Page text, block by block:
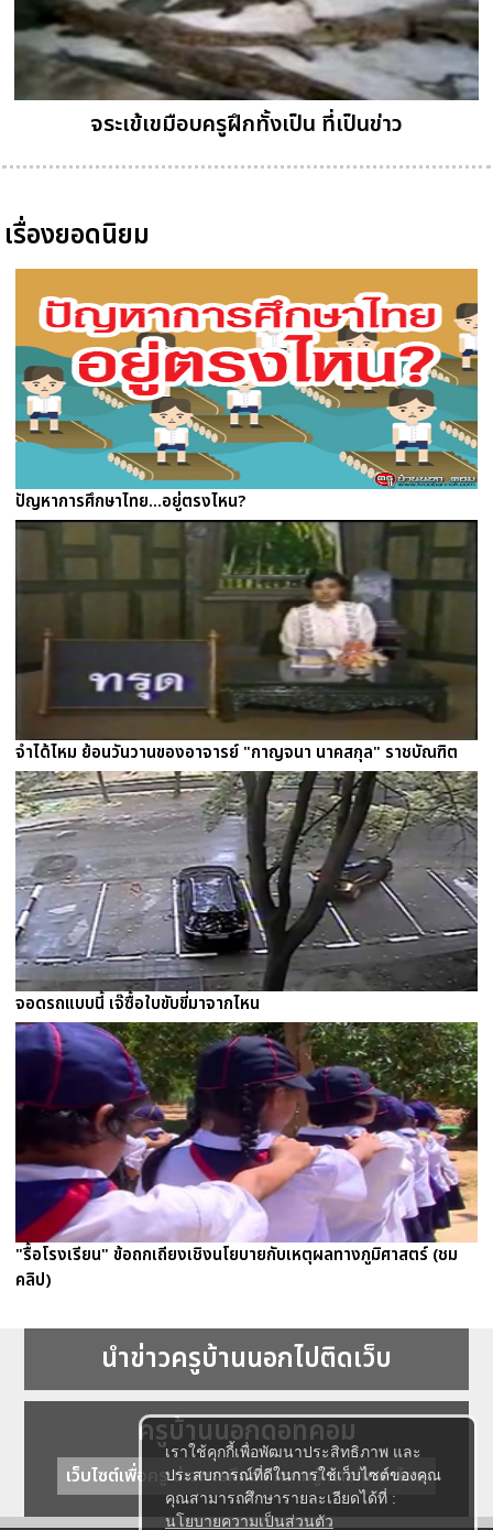
เราใช้คุกกี้เพื่อพัฒนาประสิทธิภาพ และ
ประสบการณ์ที่ดีในการใช้เว็บไซต์ของคุณ
คุณสามารถศึกษารายละเอียดได้ที่ :
นโยบายความเป็นส่วนตัว
จระเข้เขมือบครูฝึกทั้งเป็น ที่เป็นข่าว
เรื่องยอดนิยม
ปัญหาการศึกษาไทย...อยู่ตรงไหน?
จำได้ไหม ย้อนวันวานของอาจารย์ "กาญจนา นาคสกุล" ราชบัณฑิต
จอดรถแบบนี้ เจ๊ซื้อใบขับขี่มาจากไหน
"รื้อโรงเรียน" ข้อถกเถียงเชิงนโยบายกับเหตุผลทางภูมิศาสตร์ (ชม
คลิป)
นำข่าวครูบ้านนอกไปติดเว็บ
ครูบ้านนอกดอทคอม
เว็บไซต์เพื่อครู ข่าวการศึกษา ความรู้ การศึกษาไทย